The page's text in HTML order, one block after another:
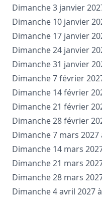
Dimanche 3 janvier
Dimanche 10 janvier
Dimanche 17 janvier
Dimanche 24 janvier
Dimanche 31 janvier
Dimanche 7 février
Dimanche 14 février
Dimanche 21 février
Dimanche 28 février
Dimanche 7 mars 2027
Dimanche 14 mars
Dimanche 21 mars
Dimanche 28 mars
Dimanche 4 avril 2027